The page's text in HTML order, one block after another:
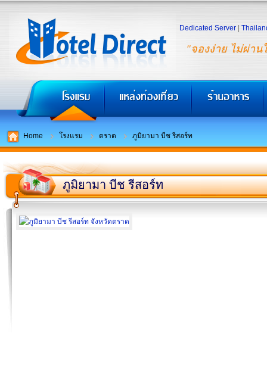
"จองง่าย ไม่ผ่าน
Dedicated Server
Home โรงแรม ตราด ภูมิยามา บีช รีสอร์ท
ภูมิยามา บีช รีสอร์ท